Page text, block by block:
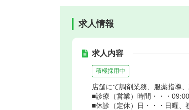
求人情報
求人内容
積極採用中
店舗にて調剤業務、服薬指導
■診療（営業）時間・・・
■休診（定休）日・・・日曜、